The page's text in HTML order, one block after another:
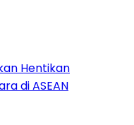
Hentikan
di ASEAN